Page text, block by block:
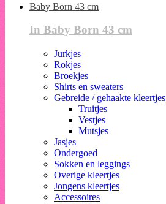
Baby Born 43 cm
In Baby Born 43 cm
Jurkjes
Rokjes
Broekjes
Shirts en sweaters
Gebreide / gehaakte kleertjes
Truitjes
Vestjes
Mutsjes
Jasjes
Ondergoed
Sokken en leggings
Overige kleertjes
Jongens kleertjes
Accessoires